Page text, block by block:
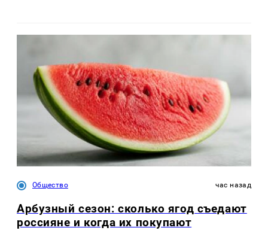
Общество час назад
Арбузный сезон: сколько ягод съедают
россияне и когда их покупают